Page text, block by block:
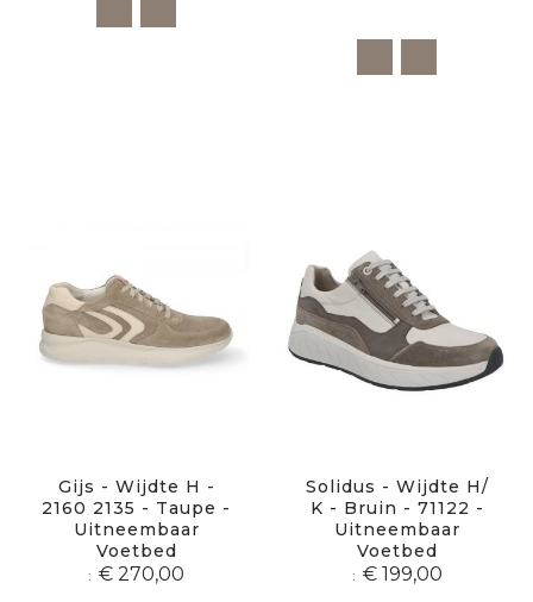
Gijs - Wijdte H -
2160 2135 - Taupe -
Uitneembaar
Voetbed
€ 270,00
Solidus - Wijdte H/
K - Bruin - 71122 -
Uitneembaar
Voetbed
€ 199,00